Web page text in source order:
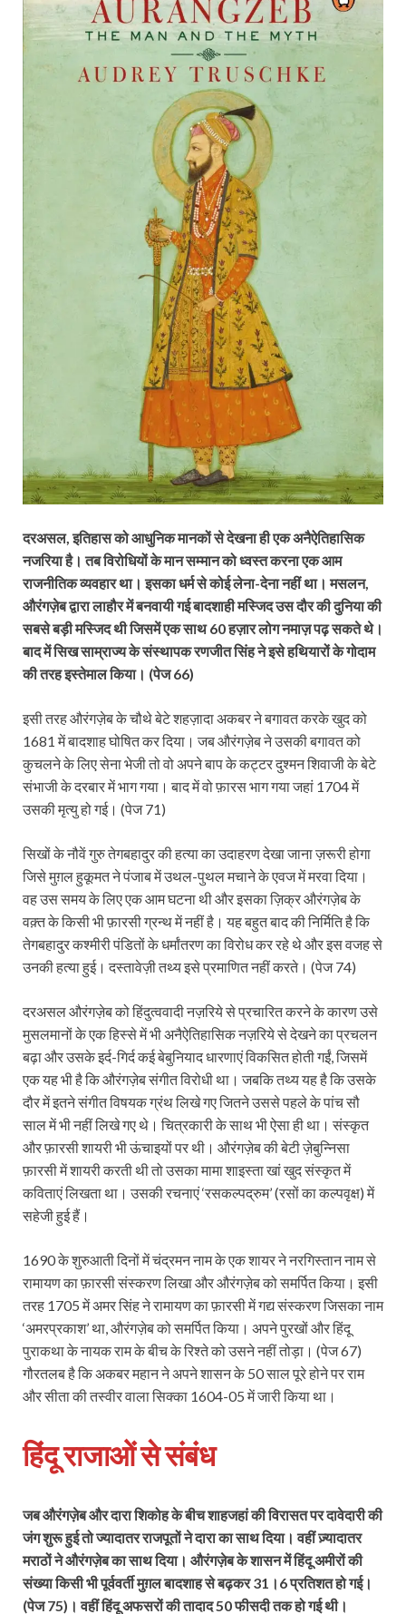
दरअसल, इतिहास को आधुनिक मानकों से देखना ही एक अनैऐतिहासिक
नजरिया है। तब विरोधियों के मान सम्मान को ध्वस्त करना एक आम
राजनीतिक व्यवहार था। इसका धर्म से कोई लेना-देना नहीं था। मसलन,
औरंगज़ेब द्वारा लाहौर में बनवायी गई बादशाही मस्जिद उस दौर की दुनिया की
सबसे बड़ी मस्जिद थी जिसमें एक साथ 60 हज़ार लोग नमाज़ पढ़ सकते थे।
बाद में सिख साम्राज्य के संस्थापक रणजीत सिंह ने इसे हथियारों के गोदाम
की तरह इस्तेमाल किया। (पेज 66)
इसी तरह औरंगज़ेब के चौथे बेटे शहज़ादा अकबर ने बगावत करके खुद को
1681 में बादशाह घोषित कर दिया। जब औरंगज़ेब ने उसकी बगावत को
कुचलने के लिए सेना भेजी तो वो अपने बाप के कट्टर दुश्मन शिवाजी के बेटे
संभाजी के दरबार में भाग गया। बाद में वो फ़ारस भाग गया जहां 1704 में
उसकी मृत्यु हो गई। (पेज 71)
सिखों के नौवें गुरु तेगबहादुर की हत्या का उदाहरण देखा जाना ज़रूरी होगा
जिसे मुग़ल हुकूमत ने पंजाब में उथल-पुथल मचाने के एवज में मरवा दिया।
वह उस समय के लिए एक आम घटना थी और इसका ज़िक्र औरंगज़ेब के
वक़्त के किसी भी फ़ारसी ग्रन्थ में नहीं है। यह बहुत बाद की निर्मिति है कि
तेगबहादुर कश्मीरी पंडितों के धर्मांतरण का विरोध कर रहे थे और इस वजह से
उनकी हत्या हुई। दस्तावेज़ी तथ्य इसे प्रमाणित नहीं करते। (पेज 74)
दरअसल औरंगज़ेब को हिंदुत्ववादी नज़रिये से प्रचारित करने के कारण उसे
मुसलमानों के एक हिस्से में भी अनैऐतिहासिक नज़रिये से देखने का प्रचलन
बढ़ा और उसके इर्द-गिर्द कई बेबुनियाद धारणाएं विकसित होती गईं, जिसमें
एक यह भी है कि औरंगज़ेब संगीत विरोधी था। जबकि तथ्य यह है कि उसके
दौर में इतने संगीत विषयक ग्रंथ लिखे गए जितने उससे पहले के पांच सौ
साल में भी नहीं लिखे गए थे। चित्रकारी के साथ भी ऐसा ही था। संस्कृत
और फ़ारसी शायरी भी ऊंचाइयों पर थी। औरंगज़ेब की बेटी ज़ेबुन्निसा
फ़ारसी में शायरी करती थी तो उसका मामा शाइस्ता खां खुद संस्कृत में
कविताएं लिखता था। उसकी रचनाएं ‘रसकल्पद्रुम’ (रसों का कल्पवृक्ष) में
सहेजी हुई हैं।
1690 के शुरुआती दिनों में चंद्रमन नाम के एक शायर ने नरगिस्तान नाम से
रामायण का फ़ारसी संस्करण लिखा और औरंगज़ेब को समर्पित किया। इसी
तरह 1705 में अमर सिंह ने रामायण का फ़ारसी में गद्य संस्करण जिसका नाम
‘अमरप्रकाश’ था, औरंगज़ेब को समर्पित किया। अपने पुरखों और हिंदू
पुराकथा के नायक राम के बीच के रिश्ते को उसने नहीं तोड़ा। (पेज 67)
गौरतलब है कि अकबर महान ने अपने शासन के 50 साल पूरे होने पर राम
और सीता की तस्वीर वाला सिक्का 1604-05 में जारी किया था।
हिंदू राजाओं से संबंध
जब औरंगज़ेब और दारा शिकोह के बीच शाहजहां की विरासत पर दावेदारी की
जंग शुरू हुई तो ज्यादातर राजपूतों ने दारा का साथ दिया। वहीं ज़्यादातर
मराठों ने औरंगज़ेब का साथ दिया। औरंगज़ेब के शासन में हिंदू अमीरों की
संख्या किसी भी पूर्ववर्ती मुग़ल बादशाह से बढ़कर 31।6 प्रतिशत हो गई।
(पेज 75)। वहीं हिंदू अफसरों की तादाद 50 फीसदी तक हो गई थी।